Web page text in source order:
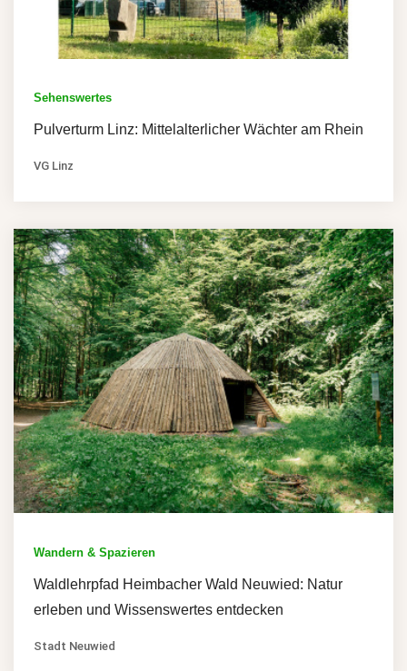
Sehenswertes
Pulverturm Linz: Mittelalterlicher Wächter am Rhein
VG Linz
Wandern & Spazieren
Waldlehrpfad Heimbacher Wald Neuwied: Natur
erleben und Wissenswertes entdecken
Stadt Neuwied